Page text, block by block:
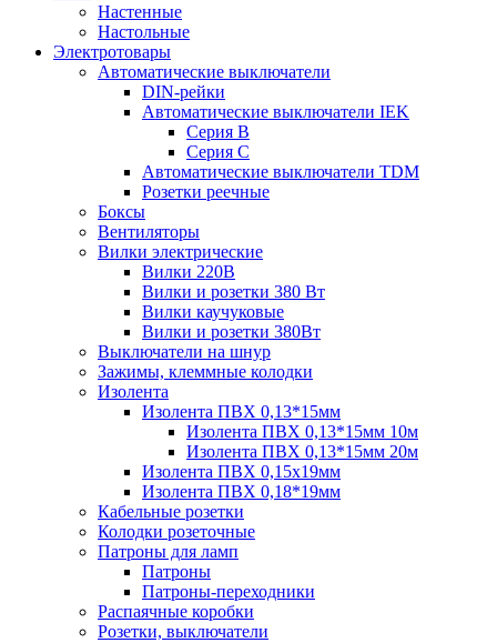
Настенные
Настольные
Электротовары
Автоматические выключатели
DIN-рейки
Автоматические выключатели IEK
Серия B
Серия С
Автоматические выключатели TDM
Розетки реечные
Боксы
Вентиляторы
Вилки электрические
Вилки 220В
Вилки и розетки 380 Вт
Вилки каучуковые
Вилки и розетки 380Вт
Выключатели на шнур
Зажимы, клеммные колодки
Изолента
Изолента ПВХ 0,13*15мм
Изолента ПВХ 0,13*15мм 10м
Изолента ПВХ 0,13*15мм 20м
Изолента ПВХ 0,15х19мм
Изолента ПВХ 0,18*19мм
Кабельные розетки
Колодки розеточные
Патроны для ламп
Патроны
Патроны-переходники
Распаячные коробки
Розетки, выключатели